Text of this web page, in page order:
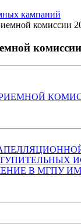
кампаний
комиссии
В МГПУ